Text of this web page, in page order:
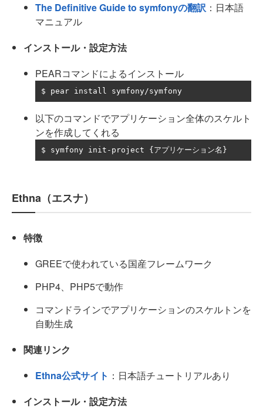
The Definitive Guide to symfonyの翻訳 ：日本語
マニュアル
インストール・設定方法
PEARコマンドによるインストール
$ pear install symfony/symfony
以下のコマンドでアプリケーション全体のスケルト
ンを作成してくれる
$ symfony init - project {アプリケーション名}
Ethna（エスナ）
特徴
GREEで使われている国産フレームワーク
PHP4、PHP5で動作
コマンドラインでアプリケーションのスケルトンを
自動生成
関連リンク
Ethna公式サイト ：日本語チュートリアルあり
インストール・設定方法